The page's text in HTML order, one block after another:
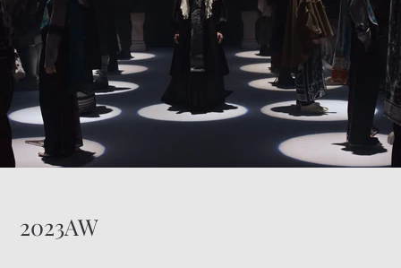
2023AW